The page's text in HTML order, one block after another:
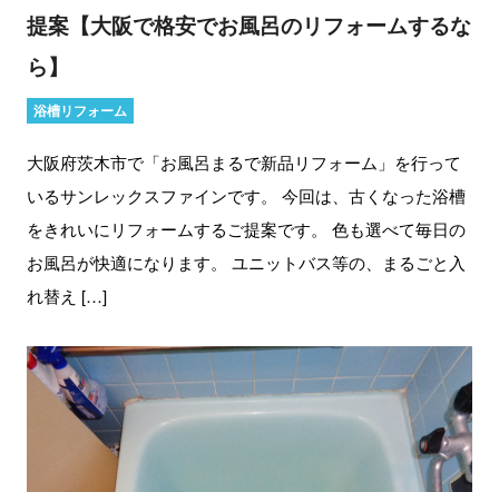
提案【大阪で格安でお風呂のリフォームするな
ら】
浴槽リフォーム
大阪府茨木市で「お風呂まるで新品リフォーム」を行って
いるサンレックスファインです。 今回は、古くなった浴槽
をきれいにリフォームするご提案です。 色も選べて毎日の
お風呂が快適になります。 ユニットバス等の、まるごと入
れ替え […]